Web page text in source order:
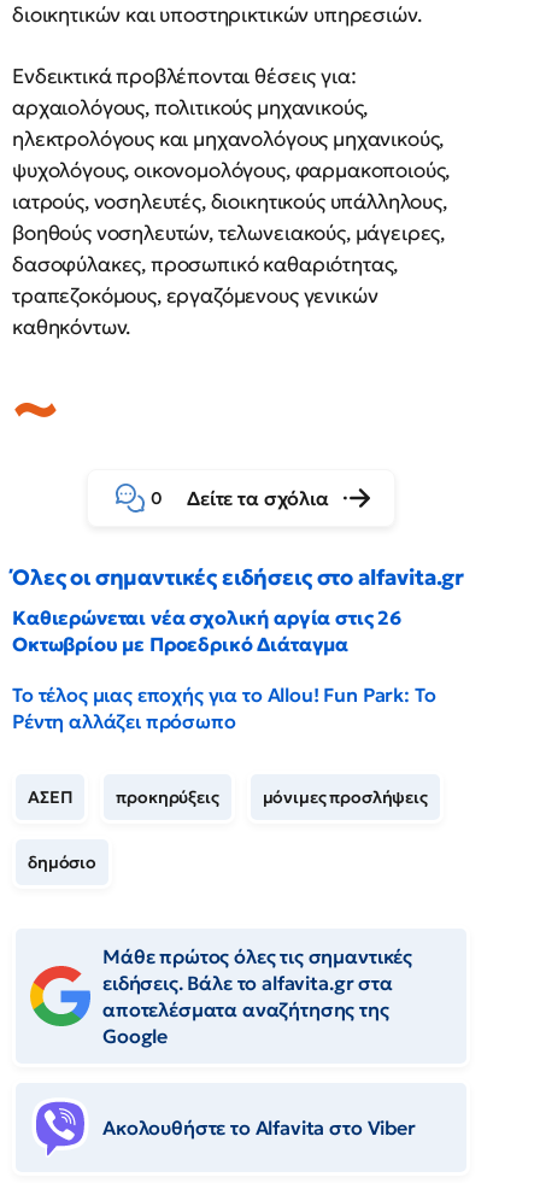
διοικητικών και υποστηρικτικών υπηρεσιών.
Ενδεικτικά προβλέπονται θέσεις για:
αρχαιολόγους, πολιτικούς μηχανικούς,
ηλεκτρολόγους και μηχανολόγους μηχανικούς,
ψυχολόγους, οικονομολόγους, φαρμακοποιούς,
ιατρούς, νοσηλευτές, διοικητικούς υπάλληλους,
βοηθούς νοσηλευτών, τελωνειακούς, μάγειρες,
δασοφύλακες, προσωπικό καθαριότητας,
τραπεζοκόμους, εργαζόμενους γενικών
καθηκόντων.
0 Δείτε τα σχόλια
Όλες οι σημαντικές ειδήσεις στο alfavita.gr
Καθιερώνεται νέα σχολική αργία στις 26
Οκτωβρίου με Προεδρικό Διάταγμα
Το τέλος μιας εποχής για το Allou! Fun Park: Το
Ρέντη αλλάζει πρόσωπο
ΑΣΕΠ προκηρύξεις μόνιμες προσλήψεις
δημόσιο
Μάθε πρώτος όλες τις σημαντικές
ειδήσεις. Βάλε το alfavita.gr στα
αποτελέσματα αναζήτησης της
Google
Ακολουθήστε το Αlfavita στο Viber